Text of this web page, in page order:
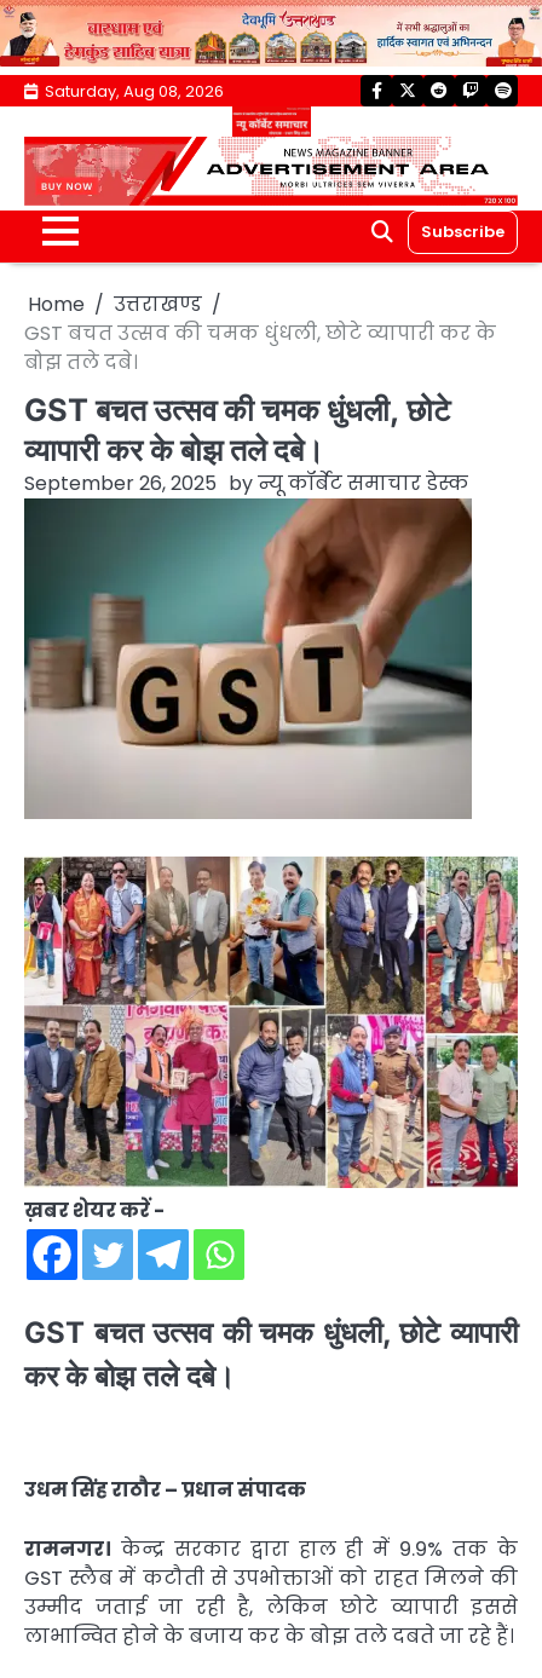
Skip
content
Saturday, Aug 08, 2026 facebook
twitterreddittwitch
Subscribe
Home
उत्तराखण्ड
GST बचत उत्सव की चमक धुंधली, छोटे व्यापारी कर के
बोझ तले दबे।
GST बचत उत्सव की चमक धुंधली, छोटे
व्यापारी कर के बोझ तले दबे।
September 26, 2025 byन्यू कॉर्बेट समाचार डेस्क
ख़बर शेयर करें -
GST बचत उत्सव की चमक धुंधली, छोटे व्यापारी
कर के बोझ तले दबे।
उधम सिंह राठौर – प्रधान संपादक
रामनगर। केन्द्र सरकार द्वारा हाल ही में 9.9% तक के
GST स्लैब में कटौती से उपभोक्ताओं को राहत मिलने की
उम्मीद जताई जा रही है, लेकिन छोटे व्यापारी इससे
लाभान्वित होने के बजाय कर के बोझ तले दबते जा रहे हैं।